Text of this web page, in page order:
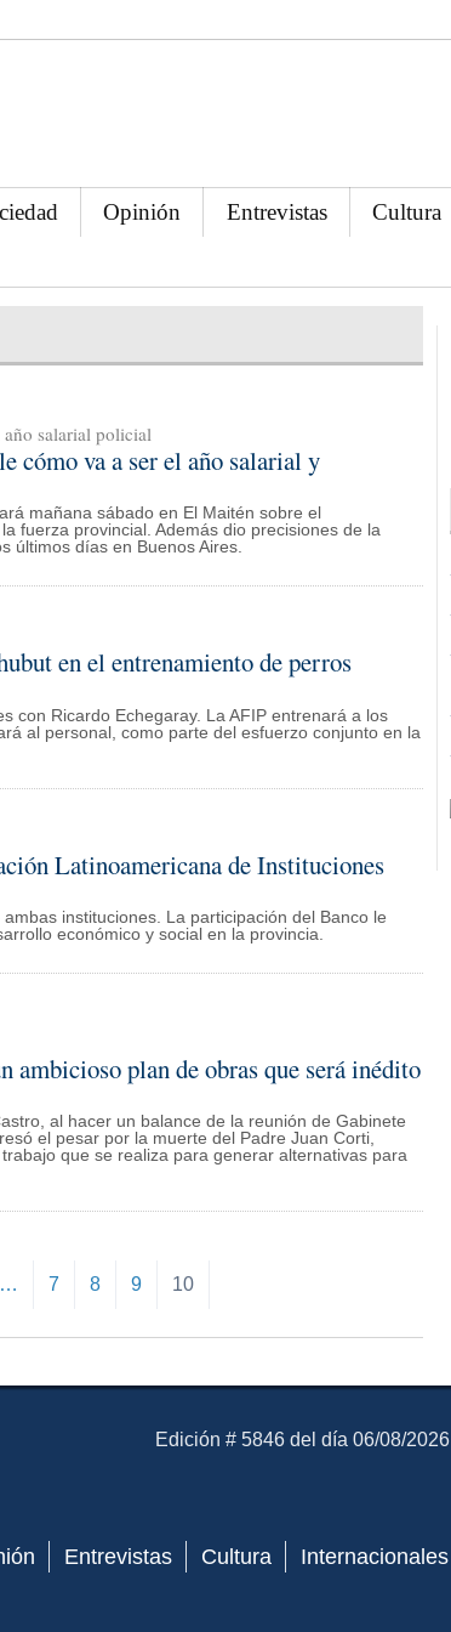
Opinión Entrevistas Cultura
salarial policial
cómo va a ser el año salarial y
mañana sábado en El Maitén sobre el
fuerza provincial. Además dio precisiones de la
últimos días en Buenos Aires.
en el entrenamiento de perros
con Ricardo Echegaray. La AFIP entrenará a los
al personal, como parte del esfuerzo conjunto en la
Latinoamericana de Instituciones
instituciones. La participación del Banco le
económico y social en la provincia.
ambicioso plan de obras que será inédito
al hacer un balance de la reunión de Gabinete
el pesar por la muerte del Padre Juan Corti,
que se realiza para generar alternativas para
… 7 8 9 10
El Mensajero Diario
Edición # 5846 del día 06/08/2026
Entrevistas Cultura Internacionales